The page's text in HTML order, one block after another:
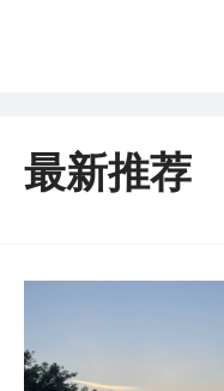
最新推荐